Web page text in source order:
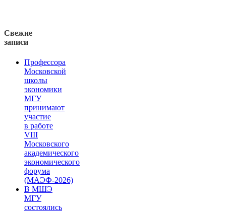
Свежие
записи
Профессора
Московской
школы
экономики
МГУ
принимают
участие
в работе
VIII
Московского
академического
экономического
форума
(МАЭФ-2026)
В МШЭ
МГУ
состоялись